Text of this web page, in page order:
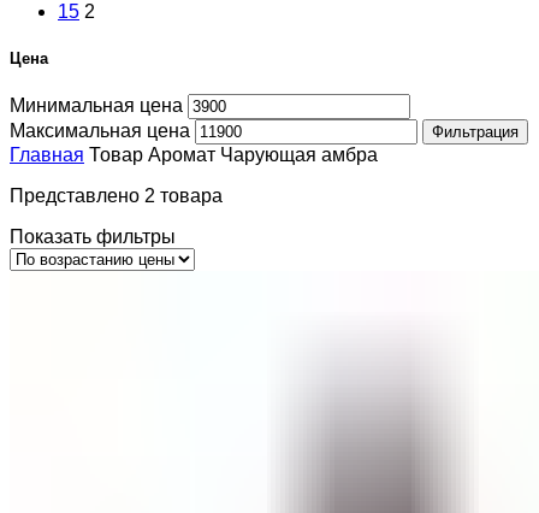
15 2
Цена
Минимальная цена
Максимальная цена
Фильтрация
Главная Товар Аромат Чарующая амбра
Представлено 2 товара
Показать фильтры